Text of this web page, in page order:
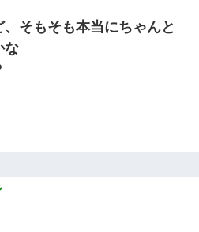
そもそも本当にちゃんと
な